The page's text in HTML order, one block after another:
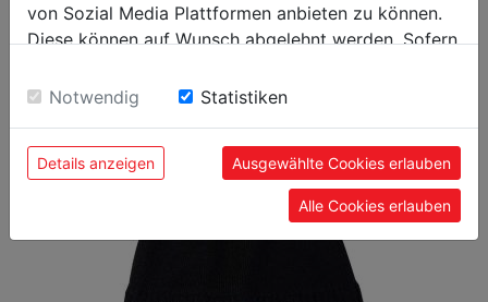
von Sozial Media Plattformen anbieten zu können.
Diese können auf Wunsch abgelehnt werden. Sofern
Einwilligung zu unseren Cookies.
Notwendig Statistiken
Details anzeigen Ausgewählte Cookies erlauben
Alle Cookies erlauben